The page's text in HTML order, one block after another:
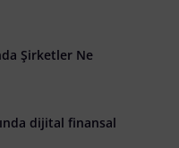
Şirketler Ne
dijital finansal